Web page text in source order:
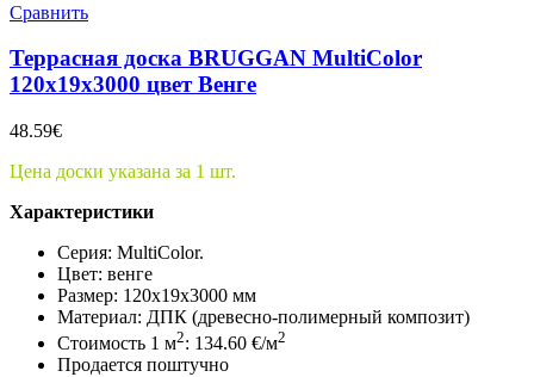
Сравнить
Террасная доска BRUGGAN MultiColor
120x19x3000 цвет Венге
48.59€
Цена доски указана за 1 шт.
Характеристики
Серия: MultiColor.
Цвет: венге
Размер: 120x19x3000 мм
Материал: ДПК (древесно-полимерный композит)
Стоимость 1 м2: 134.60 €/м2
Продается поштучно